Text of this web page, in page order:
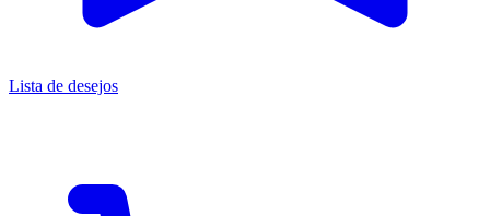
Lista de desejos